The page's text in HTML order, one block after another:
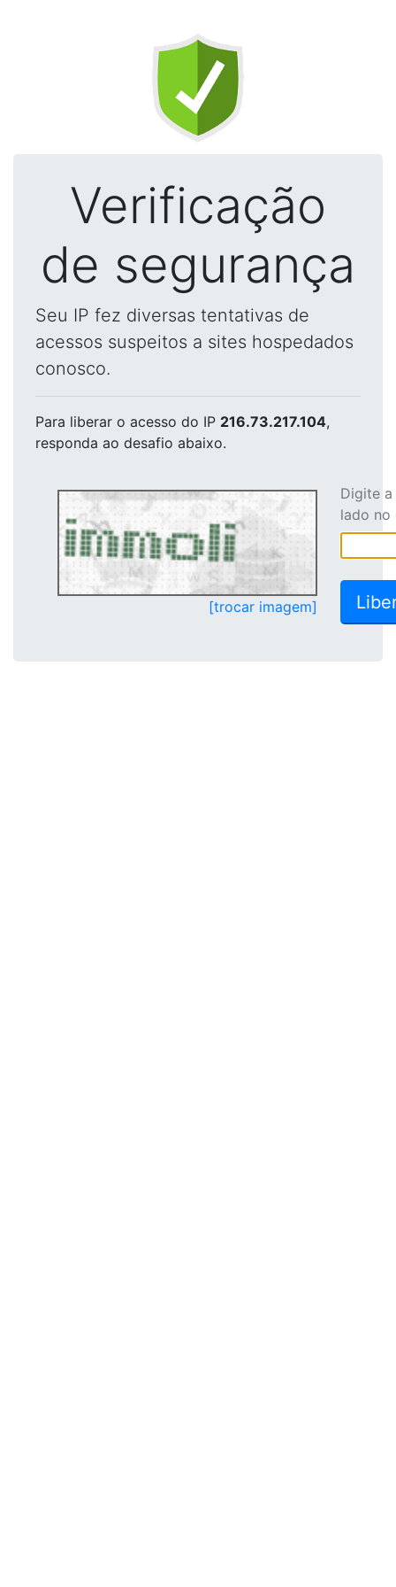
Verificação
de segurança
Seu IP fez diversas tentativas de
acessos suspeitos a sites hospedados
conosco.
Para liberar o acesso do IP 216.73.217.104,
responda ao desafio abaixo.
[trocar imagem]
Digite
lado no